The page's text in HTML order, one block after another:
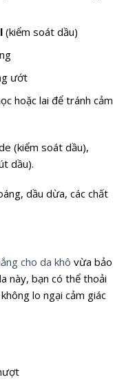
(kiểm soát dầu)
ướt
hoặc lai để tránh cảm
(kiểm soát dầu),
dầu).
dầu dừa, các chất
cho da khô vừa bảo
này, bạn có thể thoải
lo ngại cảm giác